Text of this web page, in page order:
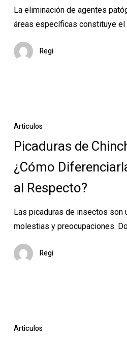
una
empresa
en
La eliminación de agentes
áreas específicas constituye el
Regi
de
y
Pulgas:
Diferenciarlas
y
Qué
al
Articulos
Picaduras de
¿Cómo
al Respecto?
Las picaduras de insectos son
molestias y preocupaciones.
Regi
identificar
Articulos